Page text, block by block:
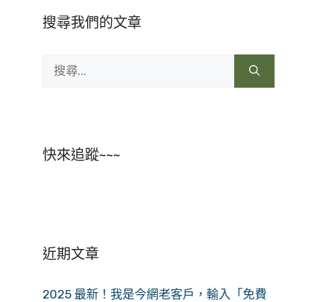
搜尋我們的文章
尋:
快來追蹤~~~
近期文章
2025 最新！我是今網老客戶，輸入「免費